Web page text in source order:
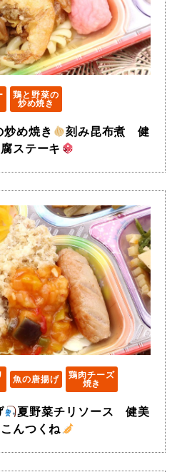
鶏と野菜の
炒め焼き
炒め焼き
刻み昆布煮 健
ステーキ
魚の唐揚げ
鶏肉チーズ
焼き
夏野菜チリソース 健美
んつくね